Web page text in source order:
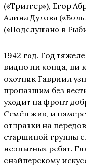
(«Триггер»), Егор
Алина Дулова
(«Подслушано в
1942 год. Год
видно ни конца, ни
охотник Гавриил
пропавшим без
уходит на фронт
Семён жив, и
отправки на
старшиной группы
неопытных ребят.
снайперскому